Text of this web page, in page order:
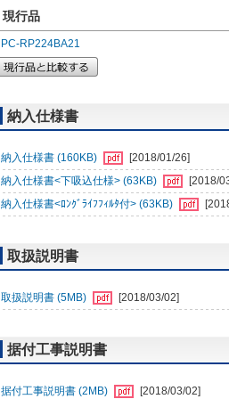
現行品
PC-RP224BA21
納入仕様書
納入仕様書 (160KB)
[2018/01/26]
納入仕様書<下吸込仕様> (63KB)
[2018/
納入仕様書<ﾛﾝｸﾞﾗｲﾌﾌｨﾙﾀ付> (63KB)
取扱説明書
取扱説明書 (5MB) [2018/03/02]
据付工事説明書
据付工事説明書 (2MB) [2018/03/02]